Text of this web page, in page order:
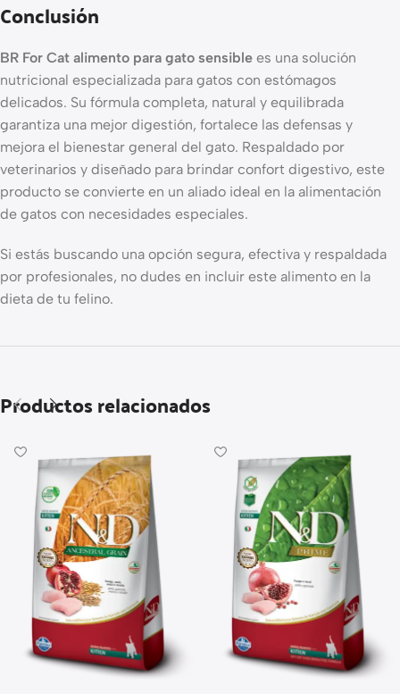
Conclusión
BR For Cat alimento para gato sensible es una solución
nutricional especializada para gatos con estómagos
delicados. Su fórmula completa, natural y equilibrada
garantiza una mejor digestión, fortalece las defensas y
mejora el bienestar general del gato. Respaldado por
veterinarios y diseñado para brindar confort digestivo, este
producto se convierte en un aliado ideal en la alimentación
de gatos con necesidades especiales.
Si estás buscando una opción segura, efectiva y respaldada
por profesionales, no dudes en incluir este alimento en la
dieta de tu felino.
Productos relacionados